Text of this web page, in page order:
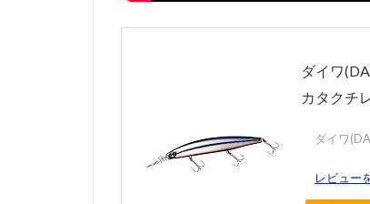
ダイワ
カタクチ
ダイワ
レビュー